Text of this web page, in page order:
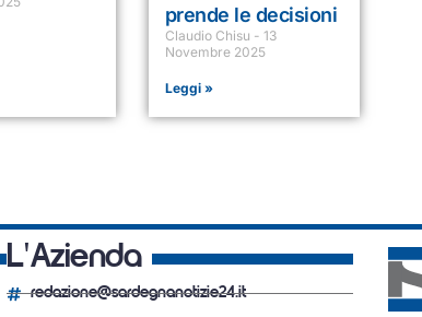
prende le decisioni
Claudio Chisu
13
Novembre 2025
Leggi »
L'Azienda
redazione@sardegnanotizie24.it